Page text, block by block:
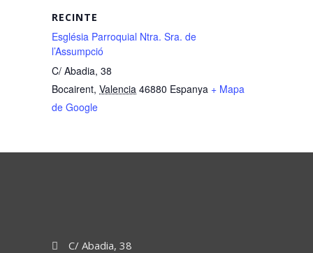
RECINTE
Església Parroquial Ntra. Sra. de
l’Assumpció
C/ Abadia, 38
Bocairent, Valencia 46880 Espanya + Mapa
de Google
C/ Abadia, 38